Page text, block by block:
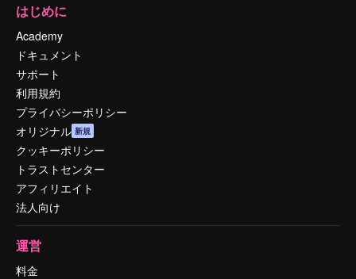
はじめに
Academy
ドキュメント
サポート
利用規約
プライバシーポリシー
オリジナル 新規
クッキーポリシー
トラストセンター
アフィリエイト
法人向け
運営
料金